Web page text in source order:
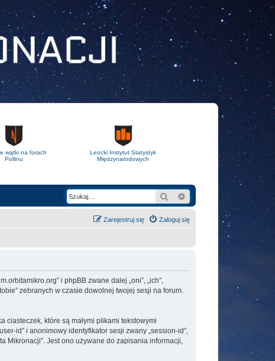
wątki na forach
Pollinu
Leocki Instytut Statystyk
Międzynarodowych
Szukaj Wyszukiwanie
Zaloguj się
Zarejestruj się
i phpBB zwane dalej „oni”, „ich”,
zebranych w czasie dowolnej twojej sesji na forum.
ciasteczek, które są małymi plikami tekstowymi
id” i anonimowy identyfikator sesji zwany „session-id”,
Mikronacji”. Jest ono używane do zapisania informacji,